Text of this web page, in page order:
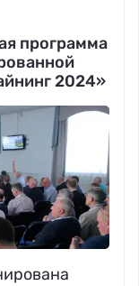
программа
2024»